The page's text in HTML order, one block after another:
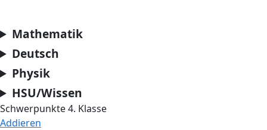
Mathematik
Deutsch
Physik
HSU/Wissen
Schwerpunkte 4. Klasse
Addieren